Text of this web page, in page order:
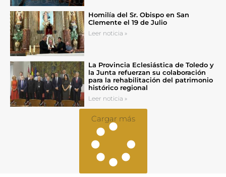
Homilía del Sr. Obispo en San
Clemente el 19 de Julio
Leer noticia »
La Provincia Eclesiástica de Toledo y
la Junta refuerzan su colaboración
para la rehabilitación del patrimonio
histórico regional
Leer noticia »
Cargar más